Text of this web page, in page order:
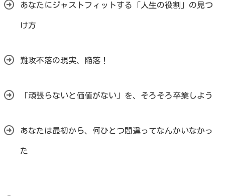
あなたにジャストフィットする「人生の役割」の見つ
け方
難攻不落の現実、陥落！
「頑張らないと価値がない」を、そろそろ卒業しよう
あなたは最初から、何ひとつ間違ってなんかいなかっ
た